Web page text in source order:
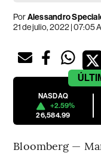
PorAlessandro
21 de julio, 2022 | 07:05
NASDAQ
+2.59%
26,584.99
Bloomberg —